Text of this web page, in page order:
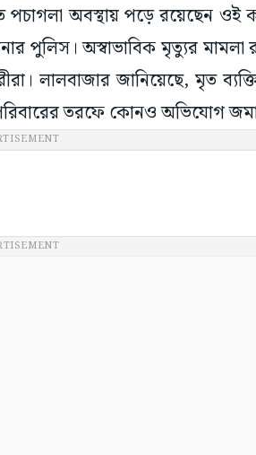
অবস্থায় পড়ে রয়েছেন ওই
পুলিস। অস্বাভাবিক মৃত্যুর
লালবাজার জানিয়েছে, মৃত
তরফে কোনও অভিযোগ